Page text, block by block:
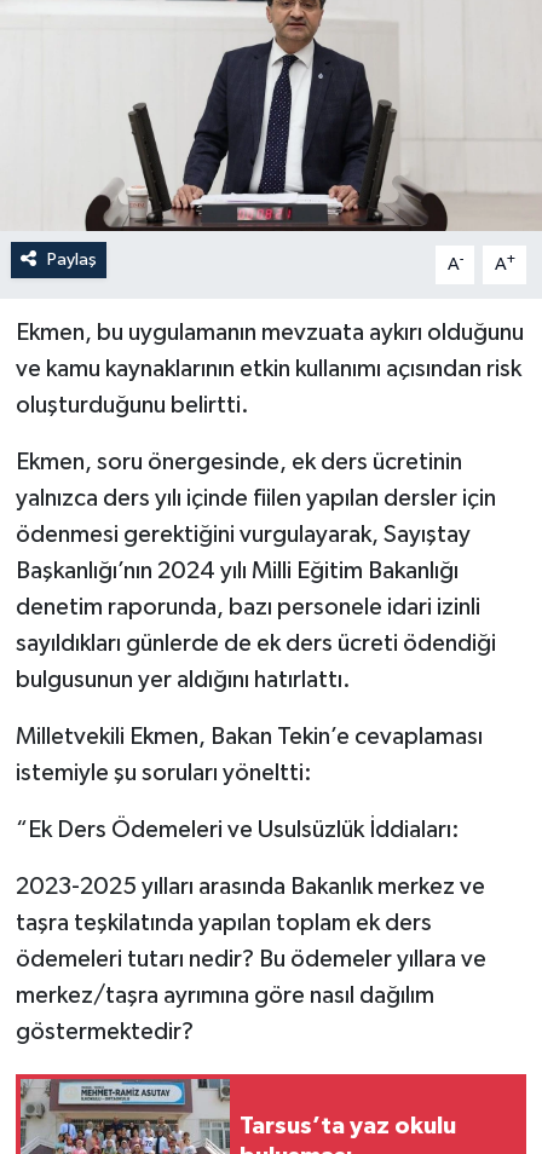
Paylaş A- A+
Ekmen, bu uygulamanın mevzuata aykırı olduğunu
ve kamu kaynaklarının etkin kullanımı açısından risk
oluşturduğunu belirtti.
Ekmen, soru önergesinde, ek ders ücretinin
yalnızca ders yılı içinde fiilen yapılan dersler için
ödenmesi gerektiğini vurgulayarak, Sayıştay
Başkanlığı’nın 2024 yılı Milli Eğitim Bakanlığı
denetim raporunda, bazı personele idari izinli
sayıldıkları günlerde de ek ders ücreti ödendiği
bulgusunun yer aldığını hatırlattı.
Milletvekili Ekmen, Bakan Tekin’e cevaplaması
istemiyle şu soruları yöneltti:
“Ek Ders Ödemeleri ve Usulsüzlük İddiaları:
2023-2025 yılları arasında Bakanlık merkez ve
taşra teşkilatında yapılan toplam ek ders
ödemeleri tutarı nedir? Bu ödemeler yıllara ve
merkez/taşra ayrımına göre nasıl dağılım
göstermektedir?
Tarsus’ta yaz okulu